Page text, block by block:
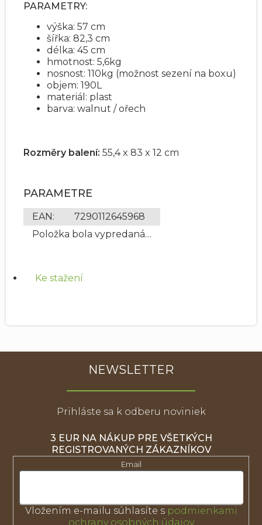
PARAMETRY:
výška: 57 cm
šířka: 82,3 cm
délka: 45 cm
hmotnost: 5,6kg
nosnost: 110kg (možnost sezení na boxu)
objem: 190L
materiál: plast
barva: walnut / ořech
Rozměry balení: 55,4 x 83 x 12 cm
PARAMETRE
EAN:
7290112645968
Položka bola vypredaná…
Ke stažení
NEWSLETTER
Prihláste sa k odberu noviniek
3 EUR NA NÁKUP PRE VŠETKÝCH
REGISTROVANÝCH ZÁKAZNÍKOV
Email
Vložením e-mailu súhlasíte s podmienkami
ochrany osobných údajov